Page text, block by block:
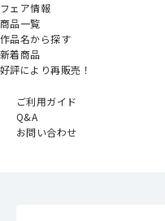
フェア情報
商品一覧
作品名から探す
新着商品
好評により再販売！
ご利用ガイド
Q&A
お問い合わせ